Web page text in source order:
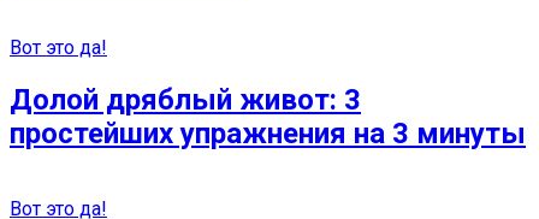
Вот это да!
Долой дряблый живот: 3
простейших упражнения на 3 минуты
Вот это да!